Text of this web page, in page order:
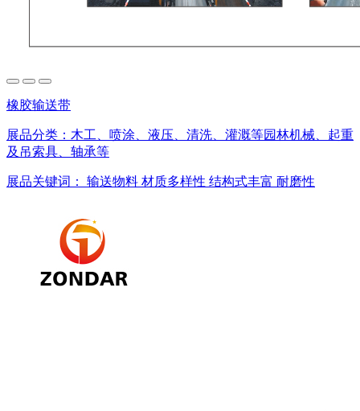
橡胶输送带
展品分类： 木工、喷涂、液压、清洗、灌溉等园林机械、起重
及吊索具、轴承等
展品关键词： 输送物料 材质多样性 结构式丰富 耐磨性